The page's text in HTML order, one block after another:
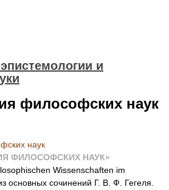
и
философских наук
наук
ФИЛОСОФСКИХ НАУК»
Wissenschaften im
основных сочинений Г. В. Ф. Гегеля.